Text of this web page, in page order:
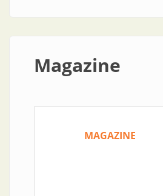
Magazine
MAGAZINE